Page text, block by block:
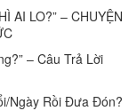
AI LO?” – CHUYỆN
– Câu Trả Lời
Ngày Rồi Đưa Đón?